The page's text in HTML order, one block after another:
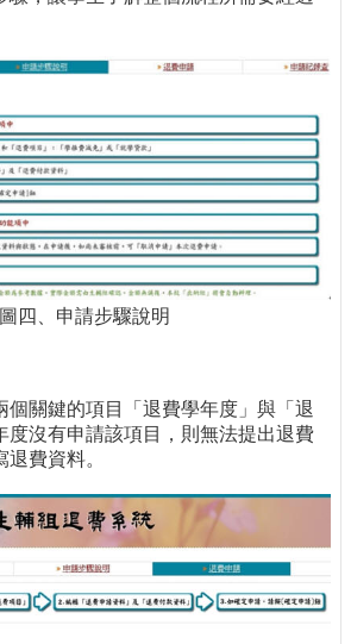
圖四、申請步驟說明
個關鍵的項目「退費學年度」與「退
度沒有申請該項目，則無法提出退費
費資料。